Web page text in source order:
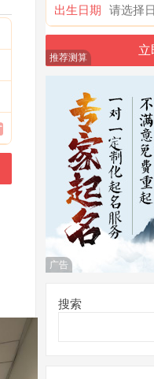
出生日期
推荐测算
广告
搜索